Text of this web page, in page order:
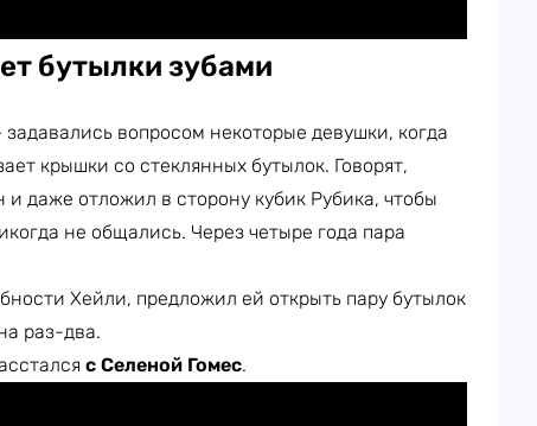
бутылки зубами
вопросом некоторые девушки, когда
крышки со стеклянных бутылок. Говорят,
даже отложил в сторону кубик Рубика, чтобы
не общались. Через четыре года пара
Хейли, предложил ей открыть пару бутылок
раз-два.
с Селеной Гомес.